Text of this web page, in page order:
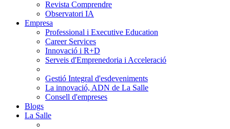
Revista Comprendre
Observatori IA
Empresa
Professional i Executive Education
Career Services
Innovació i R+D
Serveis d'Emprenedoria i Acceleració
Gestió Integral d'esdeveniments
La innovació, ADN de La Salle
Consell d'empreses
Blogs
La Salle